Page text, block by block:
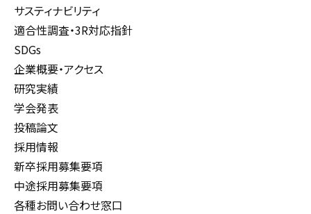
サスティナビリティ
適合性調査・3R対応指針
SDGs
企業概要・アクセス
研究実績
学会発表
投稿論文
採用情報
新卒採用募集要項
中途採用募集要項
各種お問い合わせ窓口